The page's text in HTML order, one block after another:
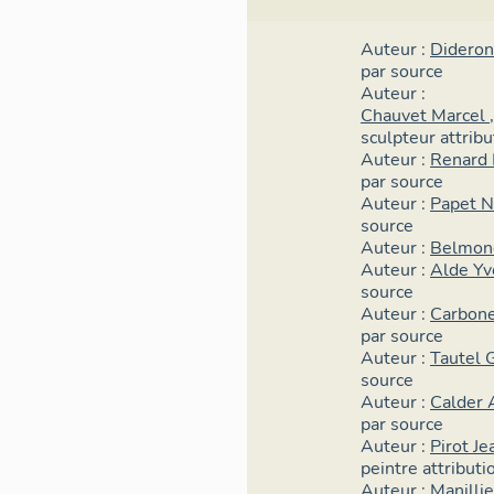
importantes.
Les œuvres
2016, ont fait
(phase 2), pour
dimensions et
dans le cas où
antérieures,
photographies
objets.
juillet 2020.
Les dossiers
de données de
juillet 2020.
du 1% artistique.
3. Synthèse
a. Le 1%
Auteur :
par source
Auteur :
Chauvet Marcel
sculpteur
Auteur : Renard
par source
Auteur : Papet
source
Auteur :
Auteur : Alde
source
Auteur :
par source
Auteur : Tautel
source
Auteur : Calder
par source
Auteur : Pirot
peintre